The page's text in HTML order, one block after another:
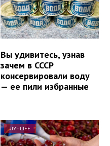
Вы удивитесь, узнав
зачем в СССР
консервировали воду
— ее пили избранные
ЛУЧШЕЕ